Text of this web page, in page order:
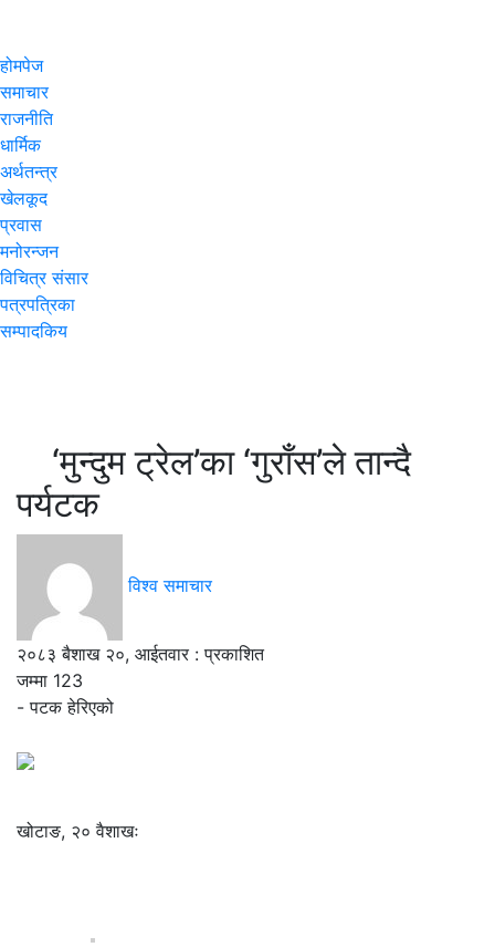
होमपेज
समाचार
राजनीति
धार्मिक
अर्थतन्त्र
खेलकूद
प्रवास
मनोरन्जन
विचित्र संसार
पत्रपत्रिका
सम्पादकिय
‘मुन्दुम ट्रेल’का ‘गुराँस’ले तान्दै
पर्यटक
विश्व समाचार
२०८३ बैशाख २०, आईतवार : प्रकाशित
जम्मा 123
- पटक हेरिएको
खोटाङ, २० वैशाखः